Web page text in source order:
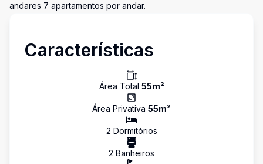
andares 7 apartamentos por andar.
Características
Área Total 55m²
Área Privativa 55m²
2 Dormitórios
2 Banheiros